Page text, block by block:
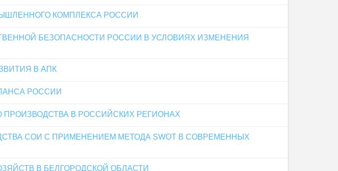
КОМПЛЕКСА РОССИИ
БЕЗОПАСНОСТИ РОССИИ В УСЛОВИЯХ ИЗМЕНЕНИЯ
В АПК
РОССИИ
В РОССИЙСКИХ РЕГИОНАХ
СОИ С ПРИМЕНЕНИЕМ МЕТОДА SWOT В СОВРЕМЕННЫХ
В БЕЛГОРОДСКОЙ ОБЛАСТИ